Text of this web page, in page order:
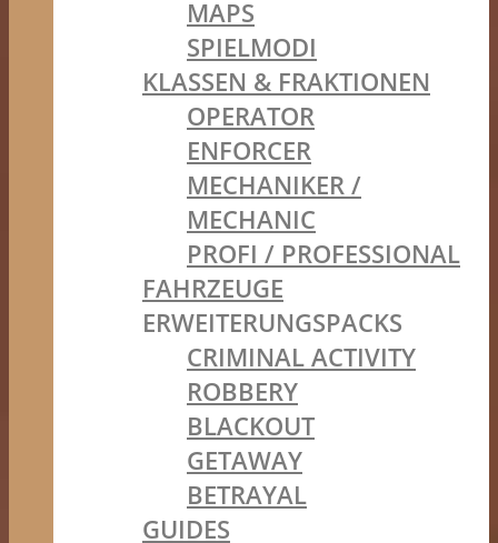
MAPS
SPIELMODI
KLASSEN & FRAKTIONEN
OPERATOR
ENFORCER
MECHANIKER /
MECHANIC
PROFI / PROFESSIONAL
FAHRZEUGE
ERWEITERUNGSPACKS
CRIMINAL ACTIVITY
ROBBERY
BLACKOUT
GETAWAY
BETRAYAL
GUIDES